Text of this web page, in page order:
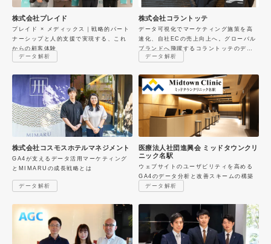
株式会社プレイド
プレイド × メディックス｜戦略的パート
ナーシップと人的支援で実現する、これ
からの顧客体験
データ解析
株式会社コラントッテ
データ可視化でマーケティング施策を高
速化、自社ECの売上向上へ。グローバル
ブランドへ飛躍するコラントッテのデー
タ戦略
データ解析
株式会社コスモスホテルマネジメント
GA4が支えるデータ活用マーケティング
とMIMARUの成長戦略とは
データ解析
医療法人社団進興会 ミッドタウンクリ
ニック名駅
ウェブサイトのユーザビリティを高める
GA4のデータ分析と改善スキームの構築
データ解析